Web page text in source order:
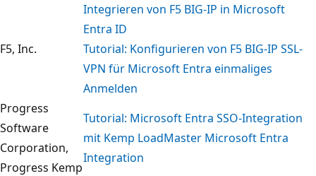
F5, Inc.
Integrieren von F5 BIG-IP in Microsoft
Entra ID
Tutorial: Konfigurieren von F5 BIG-IP SSL-
VPN für Microsoft Entra einmaliges
Anmelden
Progress
Software
Corporation,
Progress Kemp
Tutorial: Microsoft Entra SSO-Integration
mit Kemp LoadMaster Microsoft Entra
Integration